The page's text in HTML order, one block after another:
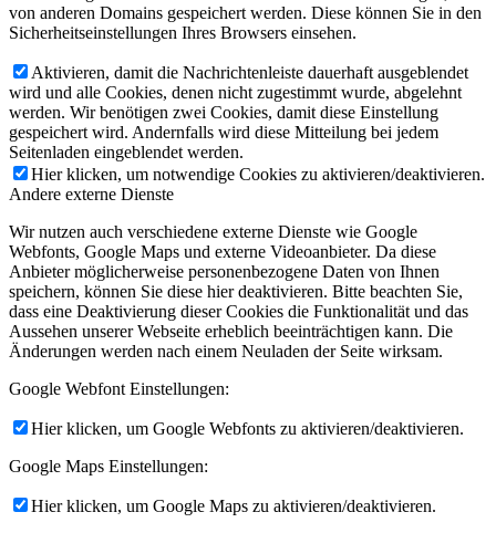
von anderen Domains gespeichert werden. Diese können Sie in den
Sicherheitseinstellungen Ihres Browsers einsehen.
Aktivieren, damit die Nachrichtenleiste dauerhaft ausgeblendet
wird und alle Cookies, denen nicht zugestimmt wurde, abgelehnt
werden. Wir benötigen zwei Cookies, damit diese Einstellung
gespeichert wird. Andernfalls wird diese Mitteilung bei jedem
Seitenladen eingeblendet werden.
Hier klicken, um notwendige Cookies zu aktivieren/deaktivieren.
Andere externe Dienste
Wir nutzen auch verschiedene externe Dienste wie Google
Webfonts, Google Maps und externe Videoanbieter. Da diese
Anbieter möglicherweise personenbezogene Daten von Ihnen
speichern, können Sie diese hier deaktivieren. Bitte beachten Sie,
dass eine Deaktivierung dieser Cookies die Funktionalität und das
Aussehen unserer Webseite erheblich beeinträchtigen kann. Die
Änderungen werden nach einem Neuladen der Seite wirksam.
Google Webfont Einstellungen:
Hier klicken, um Google Webfonts zu aktivieren/deaktivieren.
Google Maps Einstellungen:
Hier klicken, um Google Maps zu aktivieren/deaktivieren.